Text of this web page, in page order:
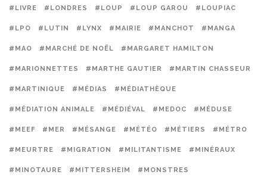
#LIVRE #LONDRES #LOUP #LOUP GAROU #LOUPIAC
#LPO #LUTIN #LYNX #MAIRIE #MANCHOT #MANGA
#MAO #MARCHÉ DE NOËL #MARGARET HAMILTON
#MARIONNETTES #MARTHE GAUTIER #MARTIN CHASSEUR
#MARTINIQUE #MÉDIAS #MÉDIATHÈQUE
#MÉDIATION ANIMALE #MÉDIÉVAL #MEDOC #MÉDUSE
#MEEF #MER #MÉSANGE #MÉTÉO #MÉTIERS #MÉTRO
#MEURTRE #MIGRATION #MILITANTISME #MINÉRAUX
#MINOTAURE #MITTERSHEIM #MONSTRES